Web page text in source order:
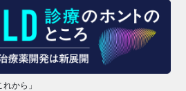
から」